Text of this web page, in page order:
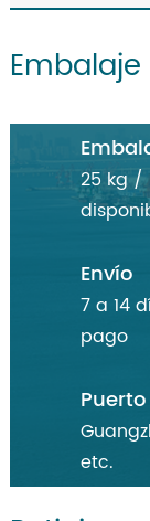
25 kg /
Envío
7 a 14
pago
Puerto
etc.